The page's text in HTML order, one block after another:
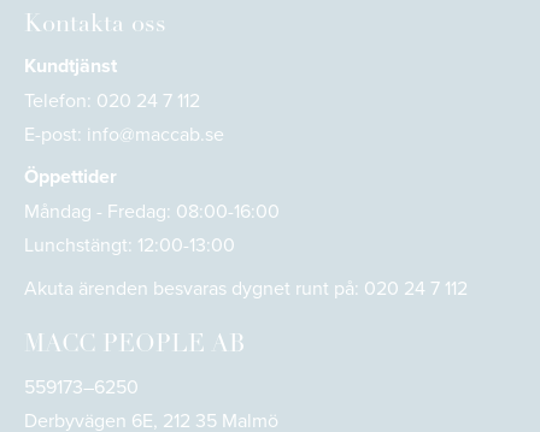
Kontakta oss
Kundtjänst
Telefon: 020 24 7 112
E-post: info@maccab.se
Öppettider
Måndag - Fredag: 08:00-16:00
Lunchstängt: 12:00-13:00
Akuta ärenden besvaras dygnet runt på: 020 24 7 112
MACC PEOPLE AB
559173–6250
Derbyvägen 6E, 212 35 Malmö